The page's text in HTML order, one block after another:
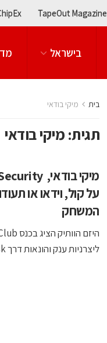
TapeOut Magazine
בישראל
בית מיקי בודאי
תגית: מיקי בודאי
על קול, וידאו או
המשחק
ליצרניות ענק והונאות דרך Help Desk חושפות חולשות חמורות, והמליץ ...